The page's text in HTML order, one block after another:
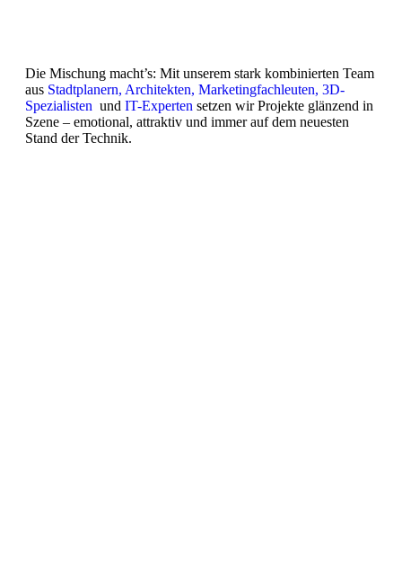
Die Mischung macht’s: Mit unserem stark kombinierten Team
aus Stadtplanern, Architekten, Marketingfachleuten, 3D-
Spezialisten und IT-Experten setzen wir Projekte glänzend in
Szene – emotional, attraktiv und immer auf dem neuesten
Stand der Technik.